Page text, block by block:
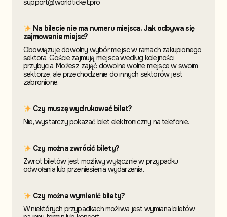
support@worldticket.pro
Na bilecie nie ma numeru miejsca. Jak odbywa się
zajmowanie miejsc?
Obowiązuje dowolny wybór miejsc w ramach zakupionego
sektora. Goście zajmują miejsca według kolejności
przybycia. Możesz zająć dowolne wolne miejsce w swoim
sektorze, ale przechodzenie do innych sektorów jest
zabronione.
Czy muszę wydrukować bilet?
Nie, wystarczy pokazać bilet elektroniczny na telefonie.
Czy można zwrócić bilety?
Zwrot biletów jest możliwy wyłącznie w przypadku
odwołania lub przeniesienia wydarzenia.
Czy można wymienić bilety?
W niektórych przypadkach możliwa jest wymiana biletów